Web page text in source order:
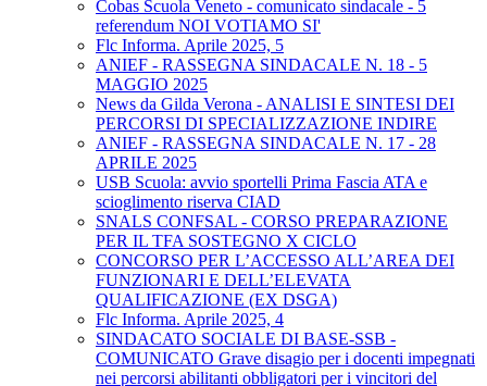
Cobas Scuola Veneto - comunicato sindacale - 5
referendum NOI VOTIAMO SI'
Flc Informa. Aprile 2025, 5
ANIEF - RASSEGNA SINDACALE N. 18 - 5
MAGGIO 2025
News da Gilda Verona - ANALISI E SINTESI DEI
PERCORSI DI SPECIALIZZAZIONE INDIRE
ANIEF - RASSEGNA SINDACALE N. 17 - 28
APRILE 2025
USB Scuola: avvio sportelli Prima Fascia ATA e
scioglimento riserva CIAD
SNALS CONFSAL - CORSO PREPARAZIONE
PER IL TFA SOSTEGNO X CICLO
CONCORSO PER L’ACCESSO ALL’AREA DEI
FUNZIONARI E DELL’ELEVATA
QUALIFICAZIONE (EX DSGA)
Flc Informa. Aprile 2025, 4
SINDACATO SOCIALE DI BASE-SSB -
COMUNICATO Grave disagio per i docenti impegnati
nei percorsi abilitanti obbligatori per i vincitori del